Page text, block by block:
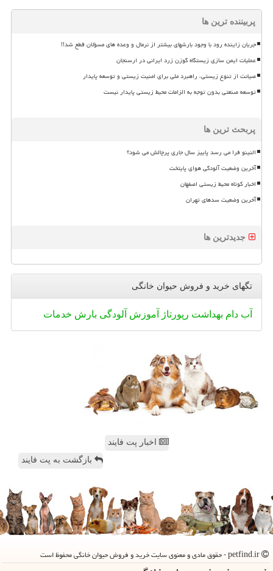
پربیننده ترین ها
جریان زاینده رود با وجود بارشهای بیشتر از نرمال و وعده های مسؤلان قطع شد!!
عملیات ایمن سازی زیستگاه گوزن زرد ایرانی در ارسنجان
صیانت از تنوع زیستی، راهبرد ملی برای امنیت زیستی و توسعه پایدار
توسعه صنعتی بدون توجه به الزامات محیط زیستی پایدار نیست
پربحث ترین ها
النینو فرا می رسد پاییز سال جاری پرچالش می شود؟
آخرین وضعیت آلودگی هوای پایتخت
اخبار کوتاه محیط زیستی اصفهان
آخرین وضعیت سدهای تهران
جدیدترین ها
تگهای خرید و فروش حیوان خانگی
آب دام بهداشت رپورتاژ آموزش آلودگی بارش خدمات
اخبار پت فایند
بازگشت به پت فایند